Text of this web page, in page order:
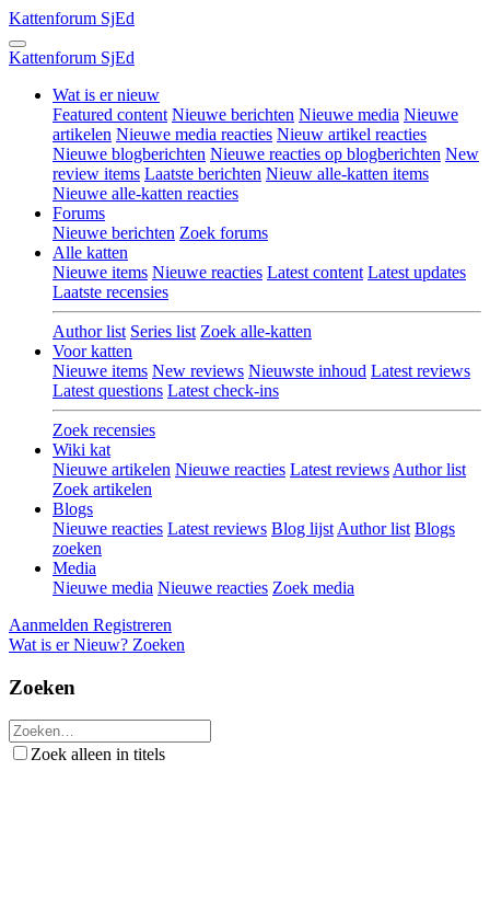
Kattenforum SjEd
Kattenforum SjEd
Wat is er nieuw
Featured content Nieuwe berichten Nieuwe media Nieuwe
artikelen Nieuwe media reacties Nieuw artikel reacties
Nieuwe blogberichten Nieuwe reacties op blogberichten New
review items Laatste berichten Nieuw alle-katten items
Nieuwe alle-katten reacties
Forums
Nieuwe berichten Zoek forums
Alle katten
Nieuwe items Nieuwe reacties Latest content Latest updates
Laatste recensies
Author list Series list Zoek alle-katten
Voor katten
Nieuwe items New reviews Nieuwste inhoud Latest reviews
Latest questions Latest check-ins
Zoek recensies
Wiki kat
Nieuwe artikelen Nieuwe reacties Latest reviews Author list
Zoek artikelen
Blogs
Nieuwe reacties Latest reviews Blog lijst Author list Blogs
zoeken
Media
Nieuwe media Nieuwe reacties Zoek media
Aanmelden Registreren
Wat is er Nieuw? Zoeken
Zoeken
Zoek alleen in titels